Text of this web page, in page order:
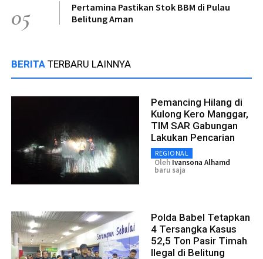
05
Pertamina Pastikan Stok BBM di Pulau
Belitung Aman
BERITA TERBARU LAINNYA
Pemancing Hilang di
Kulong Kero Manggar,
TIM SAR Gabungan
Lakukan Pencarian
REGIONAL
Oleh Ivansona Alhamd
baru saja
Polda Babel Tetapkan
4 Tersangka Kasus
52,5 Ton Pasir Timah
Ilegal di Belitung